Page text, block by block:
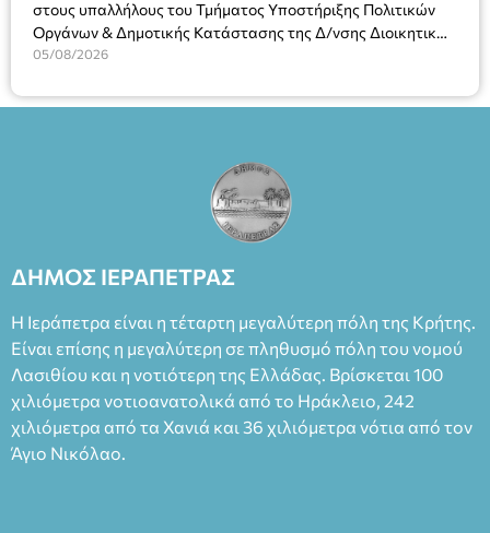
2023, για την ερμηνεία του στον διπλό ρόλο του Μαρτίν/
Φεδερίκο. Σκηνοθεσία: Βαγγέλης Θεοδωρόπουλος Είσοδος: :
Πλαστήρα), E&G Mini market (Δημοκρατίας 39 Ιεράπετρα)
(Είσοδος ΕΠΑ.Λ.) Έναρξη 21:15 Οργάνωση: ΚΝΩΣΟΣ
ΘΕΑΤΡΙΚΕΣ ΠΑΡΑΓΩΓΕΣ ΕΕ
στους υπαλλήλους του Τμήματος Υποστήριξης Πολιτικών
Οργάνων & Δημοτικής Κατάστασης της Δ/νσης Διοικητικών
Υπηρεσιών για αποφάσεις, πιστοποιητικά, πράξεις και
(Ν. 5314/2026).»
05/08/2026
ΔΗΜΟΣ ΙΕΡΑΠΕΤΡΑΣ
Η Ιεράπετρα είναι η τέταρτη μεγαλύτερη πόλη της Κρήτης.
Είναι επίσης η μεγαλύτερη σε πληθυσμό πόλη του νομού
Λασιθίου και η νοτιότερη της Ελλάδας. Βρίσκεται 100
χιλιόμετρα νοτιοανατολικά από το Ηράκλειο, 242
χιλιόμετρα από τα Χανιά και 36 χιλιόμετρα νότια από τον
Άγιο Νικόλαο.